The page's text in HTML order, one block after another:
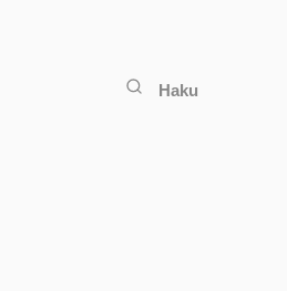
Haku